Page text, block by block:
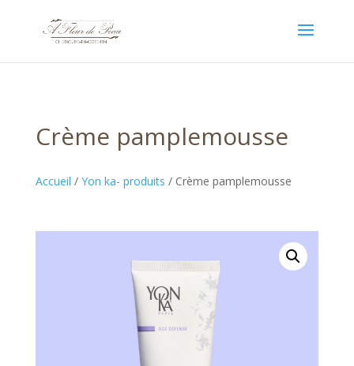
Crème pamplemousse
Accueil / Yon ka- produits / Crème pamplemousse